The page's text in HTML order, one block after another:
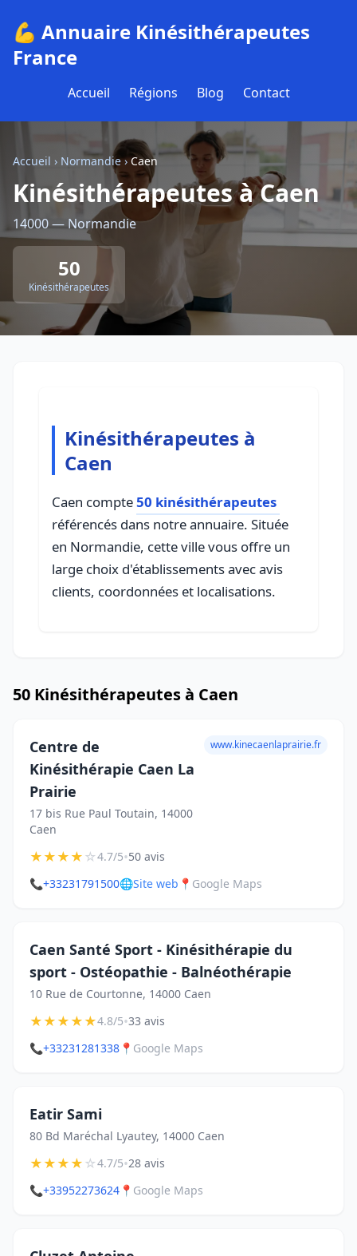
💪 Annuaire Kinésithérapeutes
France
Accueil Régions Blog Contact
Accueil › Normandie›Caen
Kinésithérapeutes à Caen
14000 — Normandie
50
Kinésithérapeutes
Kinésithérapeutes à
Caen
Caen compte50 kinésithérapeutes
référencés dans notre annuaire. Située
en Normandie, cette ville vous offre un
large choix d'établissements avec avis
clients, coordonnées et localisations.
50 Kinésithérapeutes à Caen
Centre de
Kinésithérapie Caen La
Prairie
17 bis Rue Paul Toutain, 14000
Caen
www.kinecaenlaprairie.fr
★★★★☆4.7/5•50 avis
📞+33231791500🌐Site web 📍 Google Maps
Caen Santé Sport - Kinésithérapie du
sport - Ostéopathie - Balnéothérapie
10 Rue de Courtonne, 14000 Caen
★★★★★4.8/5•33 avis
📞+33231281338 📍 Google Maps
Eatir Sami
80 Bd Maréchal Lyautey, 14000 Caen
★★★★☆4.7/5•28 avis
📞+33952273624 📍 Google Maps